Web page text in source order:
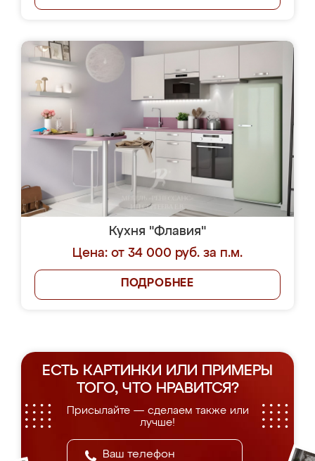
Кухня "Флавия"
Цена: от 34 000 руб. за п.м.
ПОДРОБНЕЕ
ЕСТЬ КАРТИНКИ ИЛИ ПРИМЕРЫ
ТОГО, ЧТО НРАВИТСЯ?
Присылайте — сделаем также или
лучше!